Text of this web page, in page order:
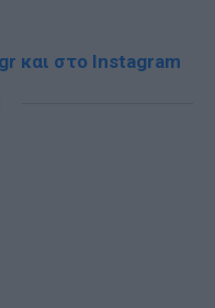
και στο Instagram